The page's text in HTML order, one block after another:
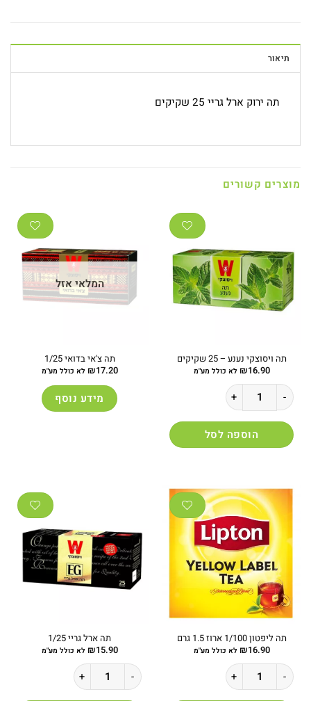
תיאור
תה ירוק ארל גריי 25 שקיקים
מוצרים קשורים
תה ויסוצקי נענע – 25 שקיקים
₪16.90 לא כולל מע"מ
כמות של תה ויסוצקי נענע - 25 שקיקים
הוספה לסל
המלאי אזל
תה צ'אי בדואי 1/25
₪17.20 לא כולל מע"מ
מידע נוסף
תה ליפטון 1/100 ארוז 1.5 גרם
₪16.90 לא כולל מע"מ
כמות של תה ליפטון 1/100 ארוז 1.5 גרם
תה ארל גריי 1/25
₪15.90 לא כולל מע"מ
כמות של תה ארל גריי 1/25